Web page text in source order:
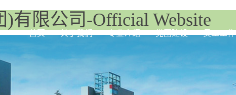
)有限公司-Official Website
首页 关于我们 专业介绍 党团建设 员工工作